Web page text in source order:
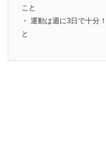
こと
・ 運動は週に3日で十分
と